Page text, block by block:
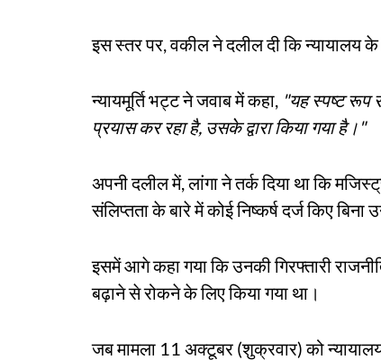
इस स्तर पर, वकील ने दलील दी कि न्यायालय
न्यायमूर्ति भट्ट ने जवाब में कहा, "यह स्पष्ट रूप
प्रयास कर रहा है, उसके द्वारा किया गया है।"
अपनी दलील में, लांगा ने तर्क दिया था कि
संलिप्तता के बारे में कोई निष्कर्ष दर्ज किए
इसमें आगे कहा गया कि उनकी गिरफ्तारी
बढ़ाने से रोकने के लिए किया गया था।
जब मामला 11 अक्टूबर (शुक्रवार) को